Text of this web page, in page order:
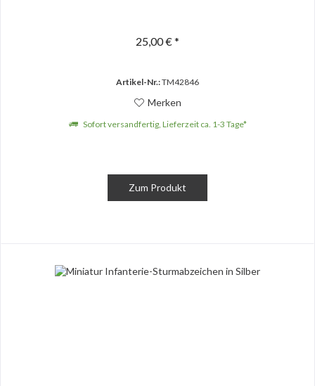
25,00 € *
Artikel-Nr.:TM42846
Merken
Sofort versandfertig, Lieferzeit ca. 1-3 Tage*
Zum Produkt